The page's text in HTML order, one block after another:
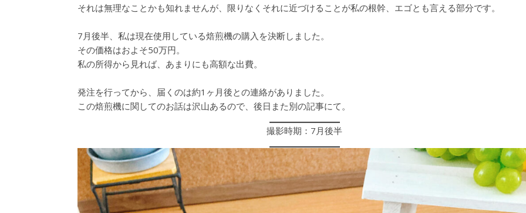
それは無理なことかも知れませんが、限りなくそれに近づけることが私の根幹、エゴとも言える部分です。
7月後半、私は現在使用している焙煎機の購入を決断しました。
その価格はおよそ50万円。
私の所得から見れば、あまりにも高額な出費。
発注を行ってから、届くのは約1ヶ月後との連絡がありました。
この焙煎機に関してのお話は沢山あるので、後日また別の記事にて。
撮影時期：7月後半